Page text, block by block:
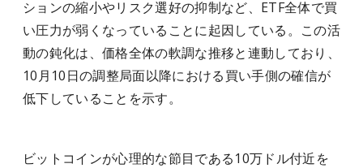
ションの縮小やリスク選好の抑制など、ETF全体で買
い圧力が弱くなっていることに起因している。この活
動の鈍化は、価格全体の軟調な推移と連動しており、
10月10日の調整局面以降における買い手側の確信が
低下していることを示す。
ビットコインが心理的な節目である10万ドル付近を